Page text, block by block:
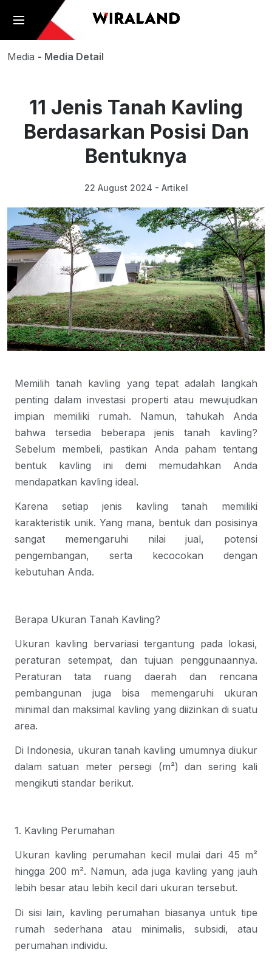
Media - Media Detail
11 Jenis Tanah Kavling
Berdasarkan Posisi Dan
Bentuknya
22 August 2024 - Artikel
Memilih tanah kavling yang tepat adalah langkah
penting dalam investasi properti atau mewujudkan
impian memiliki rumah. Namun, tahukah Anda
bahwa tersedia beberapa jenis tanah kavling?
Sebelum membeli, pastikan Anda paham tentang
bentuk kavling ini demi memudahkan Anda
mendapatkan kavling ideal.
Karena setiapjenis kavling tanah memiliki
karakteristik unik. Yang mana, bentuk dan posisinya
sangat memengaruhi nilai jual, potensi
pengembangan, serta kecocokan dengan
kebutuhan Anda.
Berapa Ukuran Tanah Kavling?
Ukuran kavling bervariasi tergantung pada lokasi,
peraturan setempat, dan tujuan penggunaannya.
Peraturan tata ruang daerah dan rencana
pembangunan juga bisa memengaruhi ukuran
minimal dan maksimal kavling yang diizinkan di suatu
area.
Di Indonesia, ukuran tanah kavling umumnya diukur
dalam satuan meter persegi (m²) dan sering kali
mengikuti standar berikut.
1. Kavling Perumahan
Ukuran kavling perumahan kecil mulai dari 45 m²
hingga 200 m². Namun, ada juga kavling yang jauh
lebih besar atau lebih kecil dari ukuran tersebut.
Di sisi lain, kavling perumahan biasanya untuk tipe
rumah sederhana atau minimalis, subsidi, atau
perumahan individu.